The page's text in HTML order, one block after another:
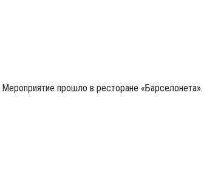
прошло в ресторане «Барселонета».